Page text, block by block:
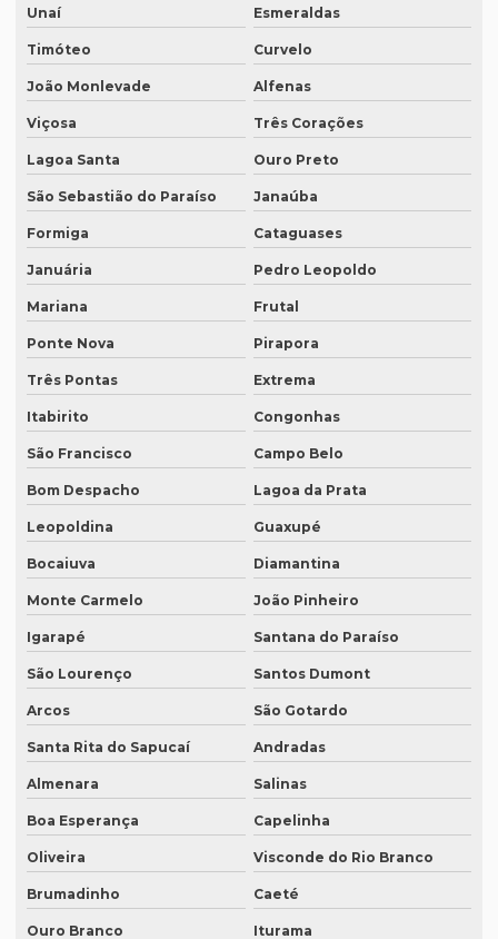
Empresa de tradução de patentes
Empresa de tradução de patentes em curitiba
Empresa tradução rio de janeiro
Empresa de tradução rj
Empresa de tradução em são paulo
Empresa de tradução simultanea
Empresa de tradução simultanea sp
Empresa de tradução simultânea para teams
Empresa de tradução simultânea para teams em campinas
Empresa de tradução simultânea para teams em recife
Empresa de tradução simultânea para zoom
Empresa de tradução simultânea para zoom em sp
Empresa tradução site
Empresa de tradução de sites em inglês
Empresa de tradução sp
Empresa de tradução técnica
Empresa de tradução técnica em inglês
Empresa de tradução de textos
Empresa tradutora juramentada
Empresa tradutora juramentada em brasília
Unaí Esmeraldas
Timóteo Curvelo
João Monlevade Alfenas
Viçosa Três Corações
Lagoa Santa Ouro Preto
São Sebastião do Paraíso Janaúba
Formiga Cataguases
Januária Pedro Leopoldo
Mariana Frutal
Ponte Nova Pirapora
Três Pontas Extrema
Itabirito Congonhas
São Francisco Campo Belo
Bom Despacho Lagoa da Prata
Leopoldina Guaxupé
Bocaiuva Diamantina
Monte Carmelo João Pinheiro
Igarapé Santana do Paraíso
São Lourenço Santos Dumont
Arcos São Gotardo
Santa Rita do Sapucaí Andradas
Almenara Salinas
Boa Esperança Capelinha
Oliveira Visconde do Rio Branco
Brumadinho Caeté
Ouro Branco Iturama